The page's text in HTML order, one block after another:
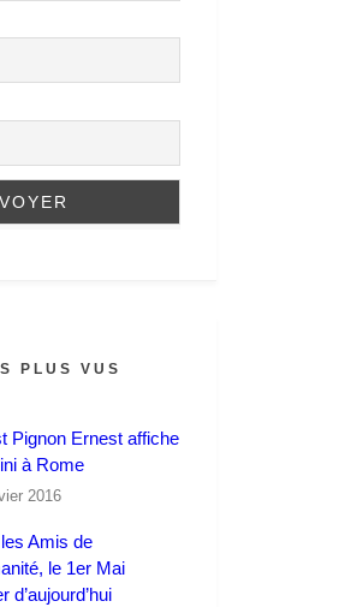
PLUS VUS
Pignon Ernest affiche
à Rome
2016
Amis de
le 1er Mai
d’aujourd’hui